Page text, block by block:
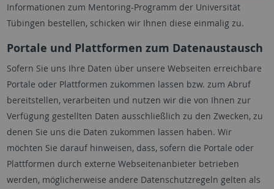
Informationen zum Mentoring-Programm der Universität
Tübingen bestellen, schicken wir Ihnen diese einmalig zu.
Portale und Plattformen zum Datenaustausch
Sofern Sie uns Ihre Daten über unsere Webseiten erreichbare
Portale oder Plattformen zukommen lassen bzw. zum Abruf
bereitstellen, verarbeiten und nutzen wir die von Ihnen zur
Verfügung gestellten Daten ausschließlich zu den Zwecken, zu
denen Sie uns die Daten zukommen lassen haben. Wir
möchten Sie darauf hinweisen, dass, sofern die Portale oder
Plattformen durch externe Webseitenanbieter betrieben
werden, möglicherweise andere Datenschutzregeln gelten als